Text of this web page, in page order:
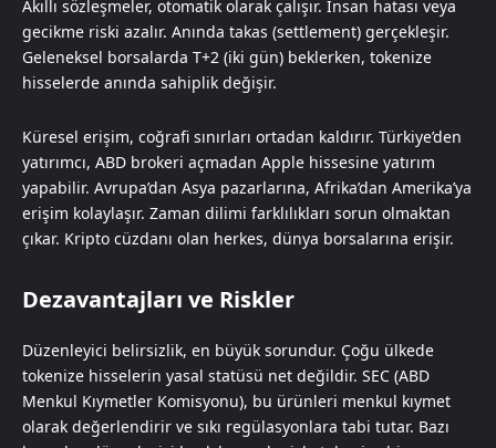
Akıllı sözleşmeler, otomatik olarak çalışır. İnsan hatası veya
gecikme riski azalır. Anında takas (settlement) gerçekleşir.
Geleneksel borsalarda T+2 (iki gün) beklerken, tokenize
hisselerde anında sahiplik değişir.
Küresel erişim, coğrafi sınırları ortadan kaldırır. Türkiye’den
yatırımcı, ABD brokeri açmadan Apple hissesine yatırım
yapabilir. Avrupa’dan Asya pazarlarına, Afrika’dan Amerika’ya
erişim kolaylaşır. Zaman dilimi farklılıkları sorun olmaktan
çıkar. Kripto cüzdanı olan herkes, dünya borsalarına erişir.
Dezavantajları ve Riskler
Düzenleyici belirsizlik, en büyük sorundur. Çoğu ülkede
tokenize hisselerin yasal statüsü net değildir. SEC (ABD
Menkul Kıymetler Komisyonu), bu ürünleri menkul kıymet
olarak değerlendirir ve sıkı regülasyonlara tabi tutar. Bazı